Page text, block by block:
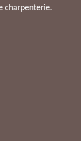
charpenterie.